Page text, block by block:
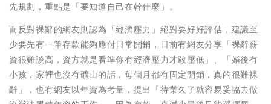
先規劃，重點是「要知道自己在幹什麼」。
而反對裸辭的網友則認為「經濟壓力」絕對要好好評估，建議至
少要先有一筆存款能夠應付日常開銷，日前有網友分享「裸辭薪
資很難談高，資方就是看準你有經濟壓力才敢壓低」、「婚後有
小孩，家裡也沒有礦山的話，每個月都有固定開銷，真的很難裸
辭」，也有網友以年資為考量，提出「待業久了就容易妥協去做